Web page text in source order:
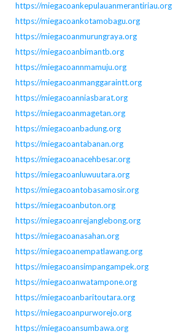
https://miegacoankepulauanmerantiriau.org
https://miegacoankotamobagu.org
https://miegacoanmurungraya.org
https://miegacoanbimantb.org
https://miegacoannmamuju.org
https://miegacoanmanggaraintt.org
https://miegacoanniasbarat.org
https://miegacoanmagetan.org
https://miegacoanbadung.org
https://miegacoantabanan.org
https://miegacoanacehbesar.org
https://miegacoanluwuutara.org
https://miegacoantobasamosir.org
https://miegacoanbuton.org
https://miegacoanrejanglebong.org
https://miegacoanasahan.org
https://miegacoanempatlawang.org
https://miegacoansimpangampek.org
https://miegacoanwatampone.org
https://miegacoanbaritoutara.org
https://miegacoanpurworejo.org
https://miegacoansumbawa.org